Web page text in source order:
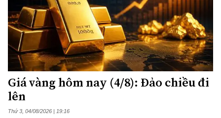
Giá vàng hôm nay (4/8): Đảo chiều đi
lên
Thứ 3, 04/08/2026 | 19:16